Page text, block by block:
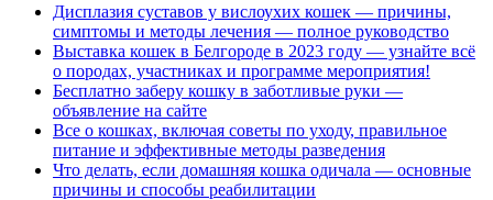
Дисплазия суставов у вислоухих кошек — причины,
симптомы и методы лечения — полное руководство
Выставка кошек в Белгороде в 2023 году — узнайте всё
о породах, участниках и программе мероприятия!
Бесплатно заберу кошку в заботливые руки —
объявление на сайте
Все о кошках, включая советы по уходу, правильное
питание и эффективные методы разведения
Что делать, если домашняя кошка одичала — основные
причины и способы реабилитации